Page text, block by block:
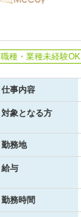
職種・業種未経験OK
仕事内容
対象となる方
勤務地
給与
勤務時間